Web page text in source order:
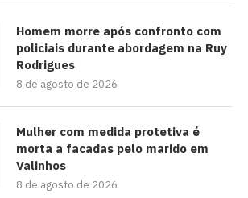
Homem morre após confronto com
policiais durante abordagem na Ruy
Rodrigues
8 de agosto de 2026
Mulher com medida protetiva é
morta a facadas pelo marido em
Valinhos
8 de agosto de 2026